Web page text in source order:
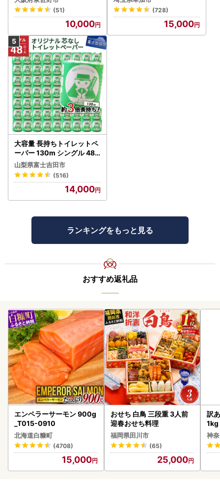
(51)
10,000
(728)
15,000
大容量 長持ちトイレットペ
ーパー 130m シングル 48R
芯なし 3倍巻 トイレット
山梨県富士吉田市
(516)
14,000
ランキングをもっと見る
おすすめ返礼品
エンペラーサーモン 900g
_T015-0910
北海道白糠町
(4708)
15,000
おせち 白鳥 三段重 3人前
迎春おせち料理
福岡県田川市
(65)
25,000
訳
1kg
神